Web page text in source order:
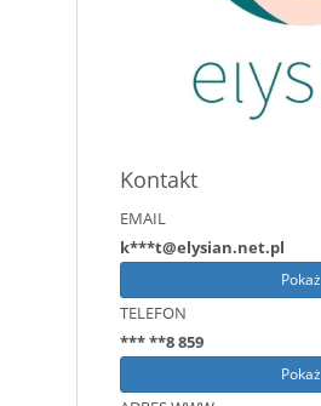
Kontakt
EMAIL
k***t@elysian.net.pl
Pokaż
TELEFON
*** **8 859
Pokaż